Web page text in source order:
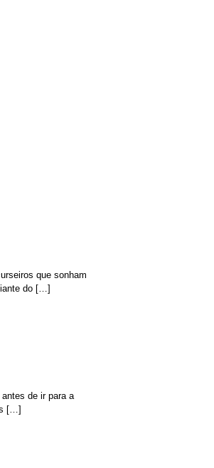
que sonham
do […]
de ir para a
[…]